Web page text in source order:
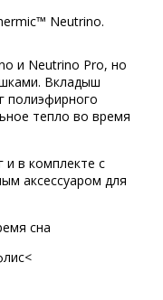
Neutrino.
и Neutrino Pro, но
Вкладыш
полиэфирного
тепло во время
в комплекте с
аксессуаром для
сна